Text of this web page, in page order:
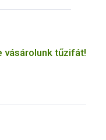
vásárolunk tűzifát!